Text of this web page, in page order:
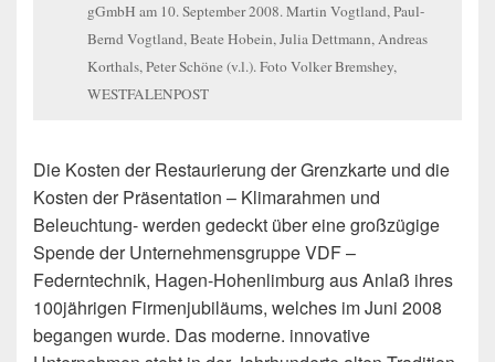
gGmbH am 10. September 2008. Martin Vogtland, Paul-
Bernd Vogtland, Beate Hobein, Julia Dettmann, Andreas
Korthals, Peter Schöne (v.l.). Foto Volker Bremshey,
WESTFALENPOST
Die Kosten der Restaurierung der Grenzkarte und die
Kosten der Präsentation – Klimarahmen und
Beleuchtung- werden gedeckt über eine großzügige
Spende der Unternehmensgruppe VDF –
Federntechnik, Hagen-Hohenlimburg aus Anlaß ihres
100jährigen Firmenjubiläums, welches im Juni 2008
begangen wurde. Das moderne. innovative